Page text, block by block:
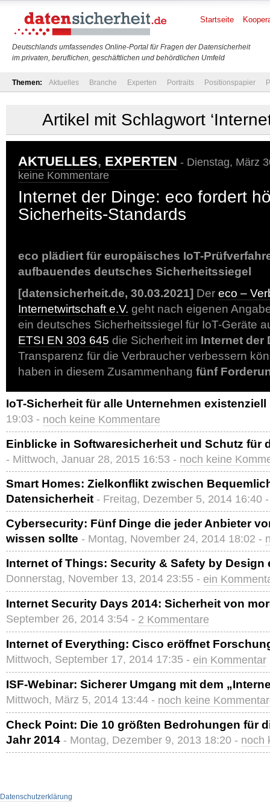
Deutschlands umfassendes Online-Portal für Fragen der Datensicherheit
im privaten, beruflichen, geschäftlichen und behördlichen Umfeld
Startseite
Themen: Aktuelles Branche Experten Portraits Positionspapier
Artikel mit Schlagwort
AKTUELLES, EXPERTEN - Dienstag, März
keine Kommentare
Internet der Dinge: eco fordert
Sicherheits-Standards
eco plädiert für europäisches IoT-
aufbauendes deutsches Sicherheitssiegel
[datensicherheit.de, 30.03.2021] Der eco –
Internetwirtschaft e.V. geht nach eigenen
ein deutsches Sicherheitssiegel für IoT-Geräte
ETSI EN 303 645 die Sicherheit im Internet der
Transparenz für die Verbraucher verbessern
haben in diesem Zusammenhang fünf
IoT-Sicherheit für alle Unternehmen existenziell
19:03 - noch keine Kommentare
Einblicke in Softwaresicherheit und Schutz für
- Mittwoch, Januar 28, 2015 16:53 - noch keine
Smart Homes: Zielkonflikt zwischen
Datensicherheit - Freitag, Dezember 5, 2014 16:40
Cybersecurity: Fünf Dinge die jeder Anbieter
wissen sollte - Montag, November 24, 2014 18:02 -
Internet of Things: Security & Safety by
Donnerstag, November 13, 2014 23:55 - ein
Internet Security Days 2014: Sicherheit von
September 26, 2014 3:54 - 2 Kommentare
Internet of Everything: Cisco eröffnet
Mittwoch, September 17, 2014 17:35 - ein Kommentar
ISF-Webinar: Sicherer Umgang mit dem
Mittwoch, März 5, 2014 13:44 - noch keine
Check Point: Die 10 größten Bedrohungen für
Jahr 2014 - Montag, Dezember 9, 2013 18:20 - noch
Datenschutzerklärung